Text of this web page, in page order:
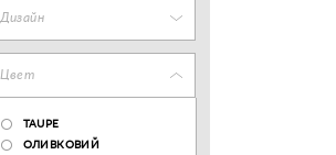
Дизайн
Цвет
TAUPE
ОЛИВКОВИЙ